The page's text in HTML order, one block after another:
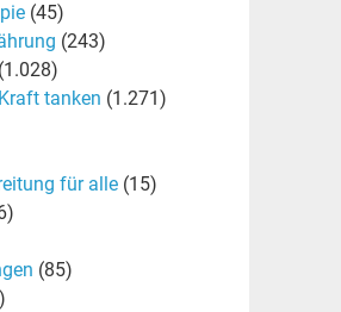
(45)
(243)
tanken (1.271)
für alle(15)
(85)